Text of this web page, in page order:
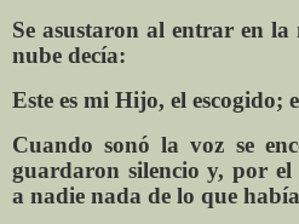
Se asustaron al entrar en la
nube decía:
Este es mi Hijo, el escogido;
Cuando sonó la voz se
guardaron silencio y, por
a nadie nada de lo que